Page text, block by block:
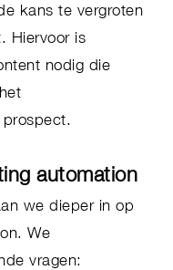
kans te vergroten
Hiervoor is
nodig die
automation
we dieper in op
We
vragen: